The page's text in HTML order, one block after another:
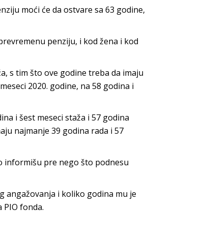
moći će da ostvare sa 63 godine,
penziju, i kod žena i kod
s tim što ove godine treba da imaju
2020. godine, na 58 godina i
i šest meseci staža i 57 godina
najmanje 39 godina rada i 57
informišu pre nego što podnesu
angažovanja i koliko godina mu je
fonda.